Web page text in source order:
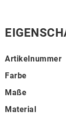
Artikelnummer
Farbe
Maße
Material